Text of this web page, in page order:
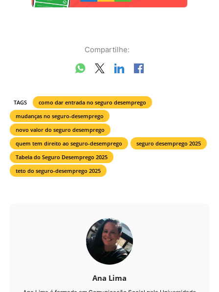
Compartilhe:
TAGS
como dar entrada no seguro desemprego
mudanças no seguro-desemprego
novo valor do seguro desemprego
quem tem direito ao seguro-desemprego
seguro desemprego 2025
Tabela do Seguro Desemprego 2025
teto do seguro-desemprego 2025
Ana Lima